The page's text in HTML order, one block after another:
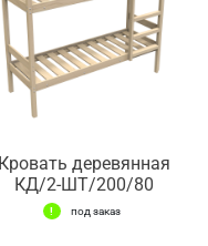
Кровать деревянная
КД/2-ШТ/200/80
под заказ